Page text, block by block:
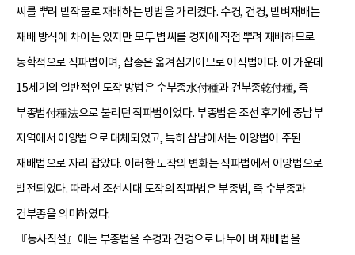
씨를 뿌려 밭작물로 재배하는 방법을 가리켰다. 수경, 건경, 밭벼재배는
재배 방식에 차이는 있지만 모두 볍씨를 경지에 직접 뿌려 재배하므로
농학적으로 직파법이며, 삽종은 옮겨심기이므로 이식법이다. 이 가운데
15세기의 일반적인 도작 방법은 수부종水付種과 건부종乾付種, 즉
부종법付種法으로 불리던 직파법이었다. 부종법은 조선 후기에 중남부
지역에서 이앙법으로 대체되었고, 특히 삼남에서는 이앙법이 주된
재배법으로 자리 잡았다. 이러한 도작의 변화는 직파법에서 이앙법으로
발전되었다. 따라서 조선시대 도작의 직파법은 부종법, 즉 수부종과
건부종을 의미하였다.
『농사직설』에는 부종법을 수경과 건경으로 나누어 벼 재배법을